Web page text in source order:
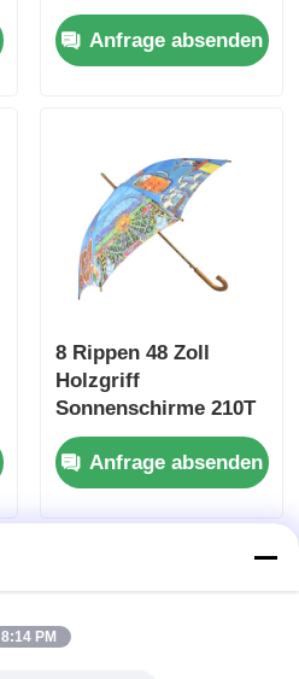
"Push Pull
Anfrage absenden
8 Rippen 48 Zoll
Holzgriff
Sonnenschirme 210T
Pongee Canopy für
die Förderung
Anfrage absenden
8:14 PM